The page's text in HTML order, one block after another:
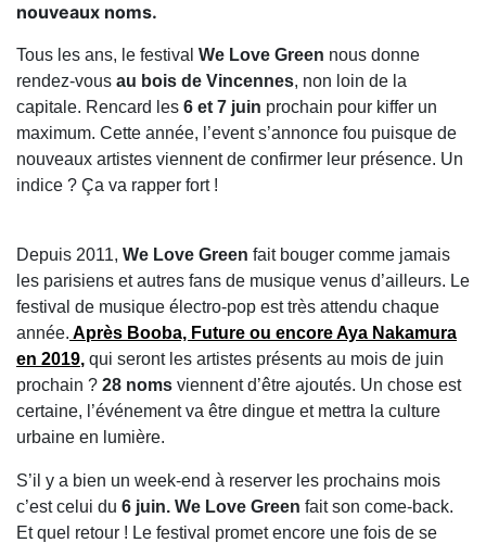
nouveaux noms.
Tous les ans, le festival We Love Green nous donne
rendez-vous au bois de Vincennes, non loin de la
capitale. Rencard les 6 et 7 juin prochain pour kiffer un
maximum. Cette année, l’event s’annonce fou puisque de
nouveaux artistes viennent de confirmer leur présence. Un
indice ? Ça va rapper fort !
Depuis 2011, We Love Green fait bouger comme jamais
les parisiens et autres fans de musique venus d’ailleurs. Le
festival de musique électro-pop est très attendu chaque
année. Après Booba, Future ou encore Aya Nakamura
en 2019, qui seront les artistes présents au mois de juin
prochain ? 28 noms viennent d’être ajoutés. Un chose est
certaine, l’événement va être dingue et mettra la culture
urbaine en lumière.
S’il y a bien un week-end à reserver les prochains mois
c’est celui du 6 juin. We Love Green fait son come-back.
Et quel retour ! Le festival promet encore une fois de se